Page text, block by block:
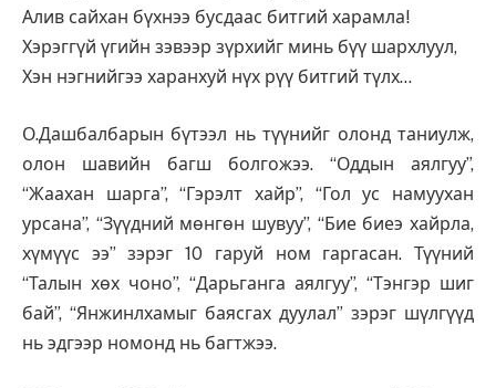
Алив сайхан бүхнээ бусдаас битгий харамла!
Хэрэггүй үгийн зэвээр зүрхийг минь бүү шархлуул,
Хэн нэгнийгээ харанхуй нүх рүү битгий түлх…
О.Дашбалбарын бүтээл нь түүнийг олонд таниулж,
олон шавийн багш болгожээ. “Оддын аялгуу”,
“Жаахан шарга”, “Гэрэлт хайр”, “Гол ус намуухан
урсана”, “Зүүдний мөнгөн шувуу”, “Бие биеэ хайрла,
хүмүүс ээ” зэрэг 10 гаруй ном гаргасан. Түүний
“Талын хөх чоно”, “Дарьганга аялгуу”, “Тэнгэр шиг
бай”, “Янжинлхамыг баясгах дуулал” зэрэг шүлгүүд
нь эдгээр номонд нь багтжээ.